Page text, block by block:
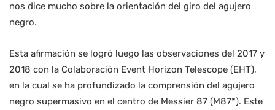
nos dice mucho sobre la orientación del giro del agujero
negro.
Esta afirmación se logró luego las observaciones del 2017 y
2018 con la Colaboración Event Horizon Telescope (EHT),
en la cual se ha profundizado la comprensión del agujero
negro supermasivo en el centro de Messier 87 (M87*). Este